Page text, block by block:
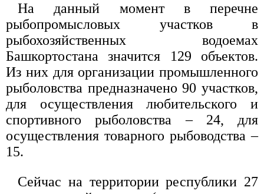
На данный момент в перечне
рыбопромысловых участков в
рыбохозяйственных водоемах
Башкортостана значится 129 объектов.
Из них для организации промышленного
рыболовства предназначено 90 участков,
для осуществления любительского и
спортивного рыболовства – 24, для
осуществления товарного рыбоводства –
15.
Сейчас на территории республики 27